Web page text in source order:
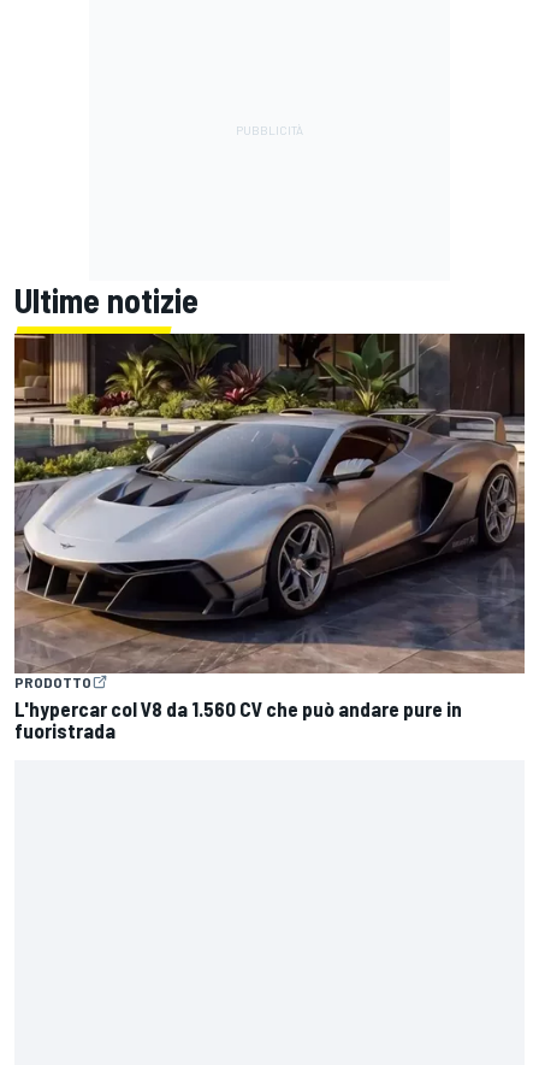
Ultime notizie
PRODOTTO
L'hypercar col V8 da 1.560 CV che può andare pure in
fuoristrada